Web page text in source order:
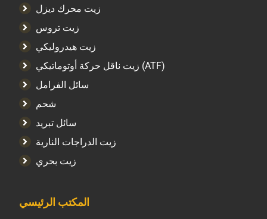
زيت محرك ديزل
زيت تروس
زيت هيدروليكي
زيت ناقل حركة أوتوماتيكي (ATF)
سائل الفرامل
شحم
سائل تبريد
زيت الدراجات النارية
زيت بحري
المكتب الرئيسي